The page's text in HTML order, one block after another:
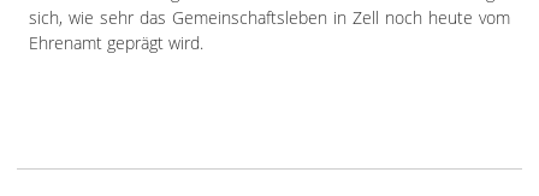
sich, wie sehr das Gemeinschaftsleben in Zell noch heute vom
Ehrenamt geprägt wird.